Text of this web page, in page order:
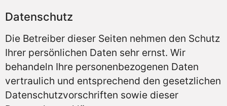
Datenschutz
Die Betreiber dieser Seiten nehmen den Schutz
Ihrer persönlichen Daten sehr ernst. Wir
behandeln Ihre personenbezogenen Daten
vertraulich und entsprechend den gesetzlichen
Datenschutzvorschriften sowie dieser